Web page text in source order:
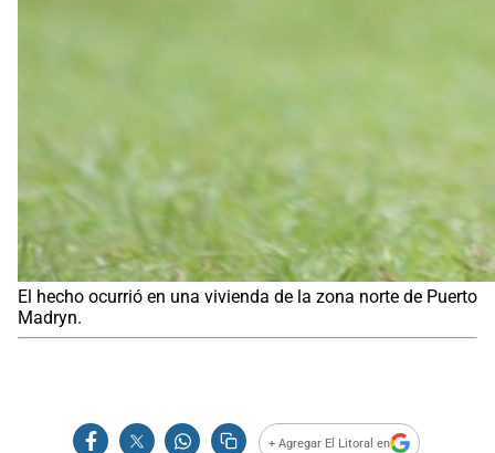
El hecho ocurrió en una vivienda de la zona norte de Puerto
Madryn.
+ Agregar El Litoral en